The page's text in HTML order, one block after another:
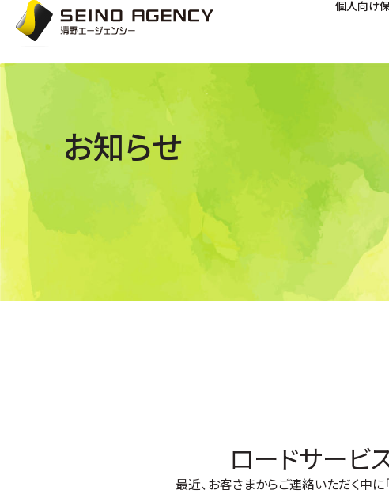
個人向け
お知らせ
ロードサービ
最近、お客さまからご連絡いただく中